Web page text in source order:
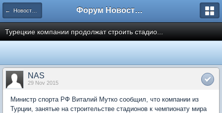
← Новости рынка недвижимости Форум Новостройки
Турецкие компании продолжат строить стадио...
NAS
29 Nov 2015
Министр спорта РФ Виталий Мутко сообщил, что компании из
Турции, занятые на строительстве стадионов к чемпионату мира